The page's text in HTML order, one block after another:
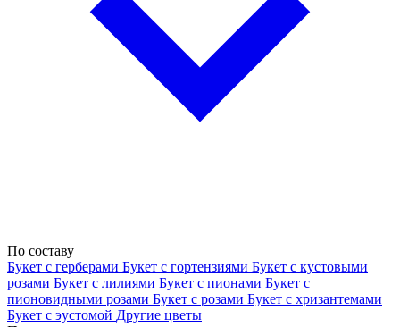
По составу
Букет с герберами Букет с гортензиями Букет с кустовыми
розами Букет с лилиями Букет с пионами Букет с
пионовидными розами Букет с розами Букет с хризантемами
Букет с эустомой Другие цветы